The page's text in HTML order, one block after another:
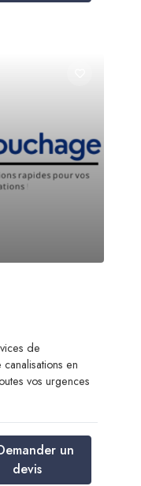
de
en
vos urgences
un
devis